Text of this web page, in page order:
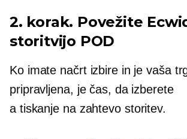
2. korak. Povežite
storitvijo POD
Ko imate načrt izbire in je vaša
pripravljena, je čas, da izberete
a tiskanje na zahtevostoritev.